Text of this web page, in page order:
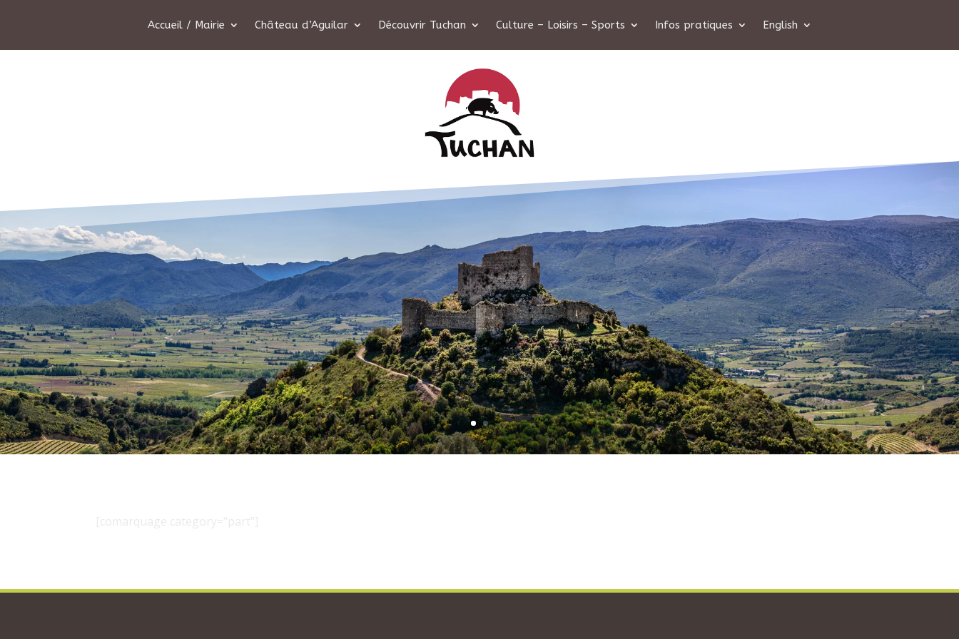
Accueil / Mairie Château d’Aguilar Découvrir Tuchan Culture – Loisirs – Sports Infos pratiques English